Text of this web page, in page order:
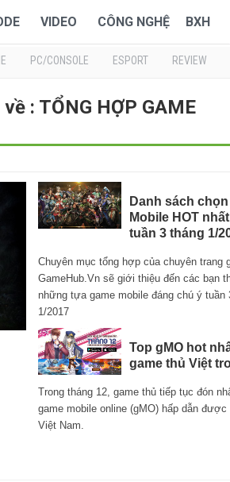
VIDEO CÔNG NGHỆ BXH
PC/CONSOLE ESPORT REVIEW
: TỔNG HỢP GAME
Danh sách
Mobile HOT
tuần 3 tháng 1/
Chuyên mục tổng hợp của chuyên trang
GameHub.Vn sẽ giới thiệu đến các bạn
những tựa game mobile đáng chú ý tuần
1/2017
Top gMO hot
game thủ Việt
Trong tháng 12, game thủ tiếp tục đón
game mobile online (gMO) hấp dẫn được
Việt Nam.